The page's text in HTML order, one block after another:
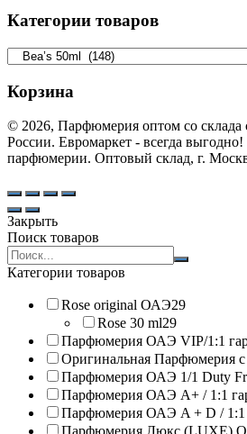
Категории товаров
Корзина
© 2026, Парфюмерия оптом со склада
России. Евромаркет - всегда
парфюмерии. Оптовый склад, г.
Закрыть
Поиск товаров
Search
products:
Категории товаров
Rose original ОАЭ29
Rose 30 ml29
Парфюмерия ОАЭ VIP/1:1
Оригинальная Парфюмерия с
Парфюмерия ОАЭ 1/1 Duty
Парфюмерия ОАЭ A+ / 1:1
Парфюмерия ОАЭ A + D / 1:1